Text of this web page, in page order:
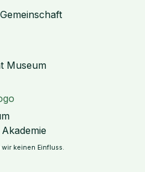
Museum
keinen Einfluss.